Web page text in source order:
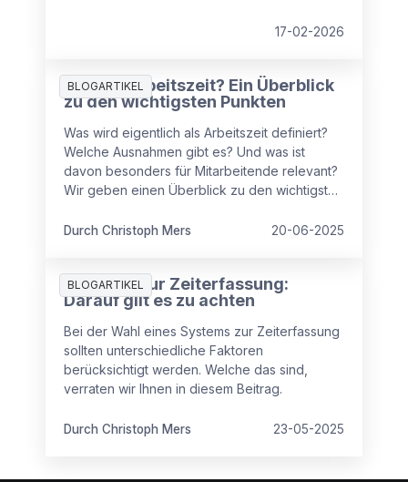
17-02-2026
BLOGARTIKEL
Was ist Arbeitszeit? Ein Überblick
zu den wichtigsten Punkten
Was wird eigentlich als Arbeitszeit definiert?
Welche Ausnahmen gibt es? Und was ist
davon besonders für Mitarbeitende relevant?
Wir geben einen Überblick zu den wichtigsten
auf.
Durch Christoph Mers 20-06-2025
BLOGARTIKEL
Systeme zur Zeiterfassung:
Darauf gilt es zu achten
Bei der Wahl eines Systems zur Zeiterfassung
sollten unterschiedliche Faktoren
berücksichtigt werden. Welche das sind,
verraten wir Ihnen in diesem Beitrag.
Durch Christoph Mers 23-05-2025